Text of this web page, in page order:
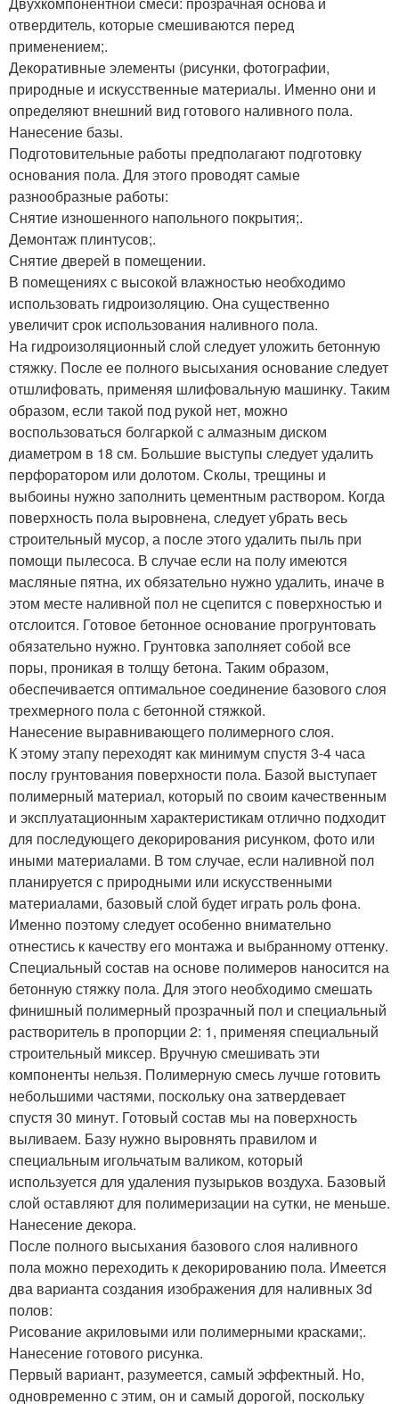
отвердитель, которые смешиваются перед
применением;.
Декоративные элементы (рисунки, фотографии,
природные и искусственные материалы. Именно они и
определяют внешний вид готового наливного пола.
Нанесение базы.
Подготовительные работы предполагают подготовку
основания пола. Для этого проводят самые
разнообразные работы:
Снятие изношенного напольного покрытия;.
Демонтаж плинтусов;.
Снятие дверей в помещении.
В помещениях с высокой влажностью необходимо
использовать гидроизоляцию. Она существенно
увеличит срок использования наливного пола.
На гидроизоляционный слой следует уложить бетонную
стяжку. После ее полного высыхания основание следует
отшлифовать, применяя шлифовальную машинку. Таким
образом, если такой под рукой нет, можно
воспользоваться болгаркой с алмазным диском
диаметром в 18 см. Большие выступы следует удалить
перфоратором или долотом. Сколы, трещины и
выбоины нужно заполнить цементным раствором. Когда
поверхность пола выровнена, следует убрать весь
строительный мусор, а после этого удалить пыль при
помощи пылесоса. В случае если на полу имеются
масляные пятна, их обязательно нужно удалить, иначе в
этом месте наливной пол не сцепится с поверхностью и
отслоится. Готовое бетонное основание прогрунтовать
обязательно нужно. Грунтовка заполняет собой все
поры, проникая в толщу бетона. Таким образом,
обеспечивается оптимальное соединение базового слоя
трехмерного пола с бетонной стяжкой.
Нанесение выравнивающего полимерного слоя.
К этому этапу переходят как минимум спустя 3-4 часа
послу грунтования поверхности пола. Базой выступает
полимерный материал, который по своим качественным
и эксплуатационным характеристикам отлично подходит
для последующего декорирования рисунком, фото или
иными материалами. В том случае, если наливной пол
планируется с природными или искусственными
материалами, базовый слой будет играть роль фона.
Именно поэтому следует особенно внимательно
отнестись к качеству его монтажа и выбранному оттенку.
Специальный состав на основе полимеров наносится на
бетонную стяжку пола. Для этого необходимо смешать
финишный полимерный прозрачный пол и специальный
растворитель в пропорции 2: 1, применяя специальный
строительный миксер. Вручную смешивать эти
компоненты нельзя. Полимерную смесь лучше готовить
небольшими частями, поскольку она затвердевает
спустя 30 минут. Готовый состав мы на поверхность
выливаем. Базу нужно выровнять правилом и
специальным игольчатым валиком, который
используется для удаления пузырьков воздуха. Базовый
слой оставляют для полимеризации на сутки, не меньше.
Нанесение декора.
После полного высыхания базового слоя наливного
пола можно переходить к декорированию пола. Имеется
два варианта создания изображения для наливных 3d
полов:
Рисование акриловыми или полимерными красками;.
Нанесение готового рисунка.
Первый вариант, разумеется, самый эффектный. Но,
одновременно с этим, он и самый дорогой, поскольку